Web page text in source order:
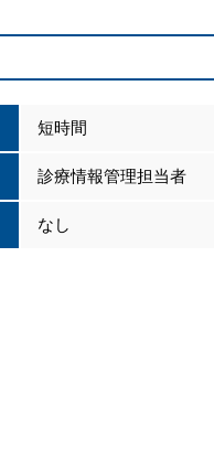
短時間
診療情報管理担当者
なし